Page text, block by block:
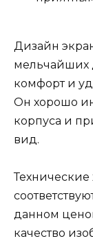
Дизайн
мельчайших
комфорт и
Он хорошо
корпуса и
вид.
Технические
данном
качество